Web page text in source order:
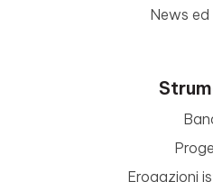
News ed
Erogazioni